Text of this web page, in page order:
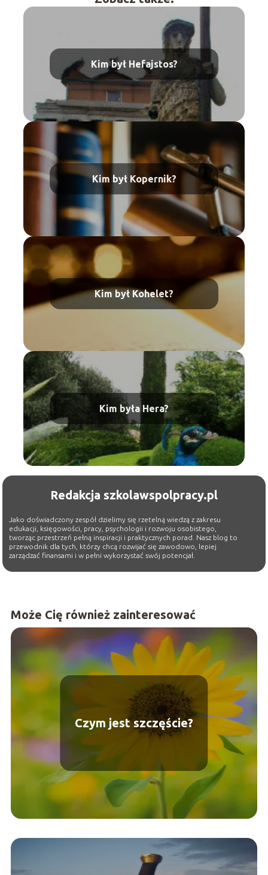
Kim był Hefajstos?
Kim był Kopernik?
Kim był Kohelet?
Kim była Hera?
Redakcja szkolawspolpracy.pl
Jako doświadczony zespół dzielimy się rzetelną wiedzą z zakresu
edukacji, księgowości, pracy, psychologii i rozwoju osobistego,
tworząc przestrzeń pełną inspiracji i praktycznych porad. Nasz blog to
przewodnik dla tych, którzy chcą rozwijać się zawodowo, lepiej
zarządzać finansami i w pełni wykorzystać swój potencjał.
Może Cię również zainteresować
Czym jest szczęście?